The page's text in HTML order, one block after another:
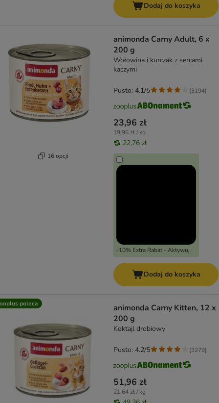
Dodaj do koszyka
16 opcji
animonda Carny Adult, 6 x
200 g
Wołowina i kurczak z sercami
kaczymi
23,96 zł
19,96 zł / kg
22,76 zł
-10% Extra Rabat - Aktywuj
Pusto: 4.1/5 (3194)
Dodaj do koszyka
poleca
animonda Carny Kitten, 12 x
200 g
Koktajl drobiowy
51,96 zł
21,64 zł / kg
Pusto: 4.2/5 (3279)